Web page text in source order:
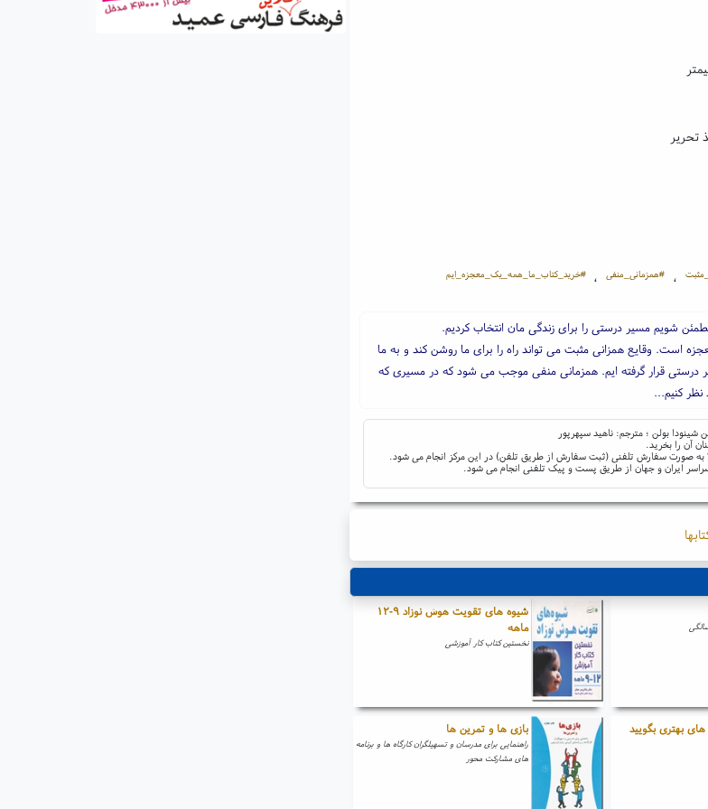
تحریر
، #همزمانی_منفی ، #خرید_کتاب_ما_همه_یک_معجزه_ایم
شویم مسیر درستی را برای زندگی مان انتخاب کردیم.
است. وقایع همزانی مثبت می تواند راه را برای ما روشن کند و به ما
درستی قرار گرفته ایم. همزمانی منفی موجب می شود که در مسیری که
نظر کنیم...
بولن ؛ مترجم: ناهید سپهرپور
آن را بخرید.
به صورت سفارش تلفنی (ثبت سفارش از طریق تلفن) در این مرکز انجام می شود.
سراسر ایران و جهان از طریق پست و پیک تلفنی انجام می شود.
شیوه های تقویت هوش نوزاد ۹-۱۲
ماهه
نخستین کتاب کار آموزشی
بهتری بگویید بازی ها و تمرین ها
راهنمایی برای مدرسان و تسهیلگران کارگاه ها و برنامه
های مشارکت محور